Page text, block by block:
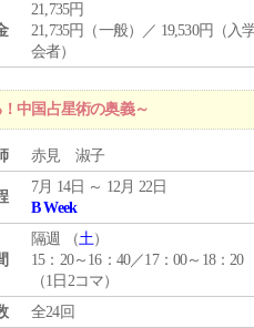
21,735円
21,735円（一般）／ 19,530円（入
会者）
中国占星術の奥義～
赤見 淑子
7月 14日 ～ 12月 22日
B Week
隔週 （土）
15：20～16：40／17：00～18：20
（1日2コマ）
全24回